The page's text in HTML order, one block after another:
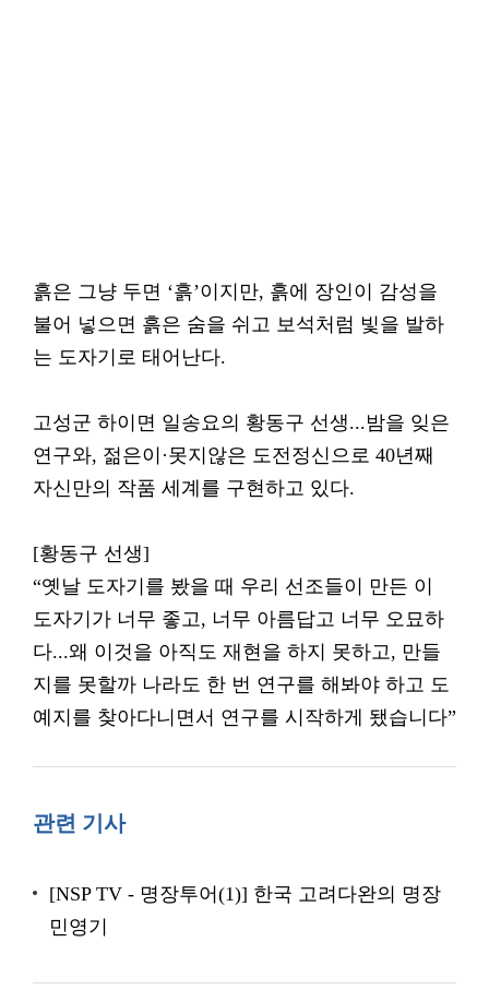
흙은 그냥 두면 ‘흙’이지만, 흙에 장인이 감성을
불어 넣으면 흙은 숨을 쉬고 보석처럼 빛을 발하
는 도자기로 태어난다.
고성군 하이면 일송요의 황동구 선생...밤을 잊은
연구와, 젊은이·못지않은 도전정신으로 40년째
자신만의 작품 세계를 구현하고 있다.
[황동구 선생]
“옛날 도자기를 봤을 때 우리 선조들이 만든 이
도자기가 너무 좋고, 너무 아름답고 너무 오묘하
다...왜 이것을 아직도 재현을 하지 못하고, 만들
지를 못할까 나라도 한 번 연구를 해봐야 하고 도
예지를 찾아다니면서 연구를 시작하게 됐습니다”
관련 기사
[NSP TV - 명장투어(1)] 한국 고려다완의 명장
민영기